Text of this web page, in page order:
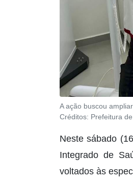
A ação buscou
Créditos: Prefeitura
Neste sábado
Integrado de
voltados às